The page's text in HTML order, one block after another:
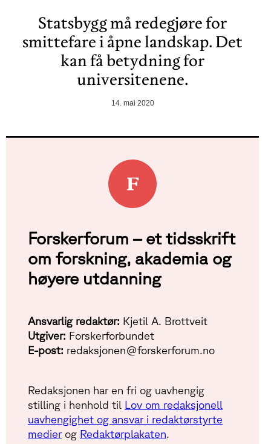
Statsbygg må redegjøre for
smittefare i åpne landskap. Det
kan få betydning for
universitenene.
14. mai 2020
Forskerforum – et tidsskrift
om forskning, akademia og
høyere utdanning
Ansvarlig redaktør: Kjetil A. Brottveit
Utgiver: Forskerforbundet
E-post: redaksjonen@forskerforum.no
Redaksjonen har en fri og uavhengig
stilling i henhold til Lov om redaksjonell
uavhengighet og ansvar i redaktørstyrte
medierog Redaktørplakaten.